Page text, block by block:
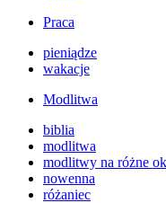
Praca
pieniądze
wakacje
Modlitwa
biblia
modlitwa
modlitwy na różne
nowenna
różaniec